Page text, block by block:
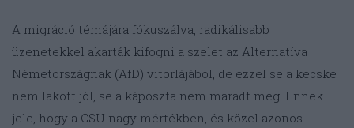
A migráció témájára fókuszálva, radikálisabb
üzenetekkel akarták kifogni a szelet az Alternatíva
Németországnak (AfD) vitorlájából, de ezzel se a kecske
nem lakott jól, se a káposzta nem maradt meg. Ennek
jele, hogy a CSU nagy mértékben, és közel azonos